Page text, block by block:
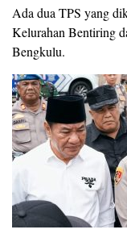
Ada dua TPS yang
Kelurahan Bentiring
Bengkulu.